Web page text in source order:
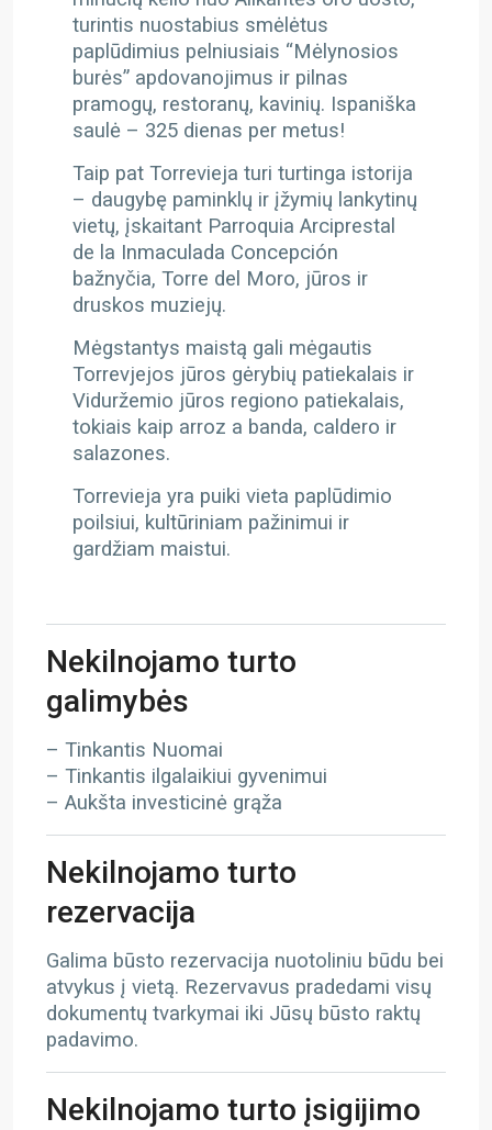
turintis nuostabius smėlėtus
paplūdimius pelniusiais “Mėlynosios
burės” apdovanojimus ir pilnas
pramogų, restoranų, kavinių. Ispaniška
saulė – 325 dienas per metus!
Taip pat Torrevieja turi turtinga istorija
– daugybę paminklų ir įžymių lankytinų
vietų, įskaitant Parroquia Arciprestal
de la Inmaculada Concepción
bažnyčia, Torre del Moro, jūros ir
druskos muziejų.
Mėgstantys maistą gali mėgautis
Torrevjejos jūros gėrybių patiekalais ir
Viduržemio jūros regiono patiekalais,
tokiais kaip arroz a banda, caldero ir
salazones.
Torrevieja yra puiki vieta paplūdimio
poilsiui, kultūriniam pažinimui ir
gardžiam maistui.
Nekilnojamo turto
galimybės
– Tinkantis Nuomai
– Tinkantis ilgalaikiui gyvenimui
– Aukšta investicinė grąža
Nekilnojamo turto
rezervacija
Galima būsto rezervacija nuotoliniu būdu bei
atvykus į vietą. Rezervavus pradedami visų
dokumentų tvarkymai iki Jūsų būsto raktų
padavimo.
Nekilnojamo turto įsigijimo